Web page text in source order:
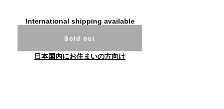
International shipping available
Sold out
日本国内にお住まいの方向け